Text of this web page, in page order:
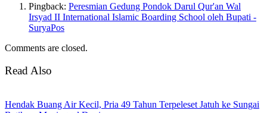
Pingback: Peresmian Gedung Pondok Darul Qur'an Wal
Irsyad II International Islamic Boarding School oleh Bupati -
SuryaPos
Comments are closed.
Read Also
Hendak Buang Air Kecil, Pria 49 Tahun Terpeleset Jatuh ke Sungai